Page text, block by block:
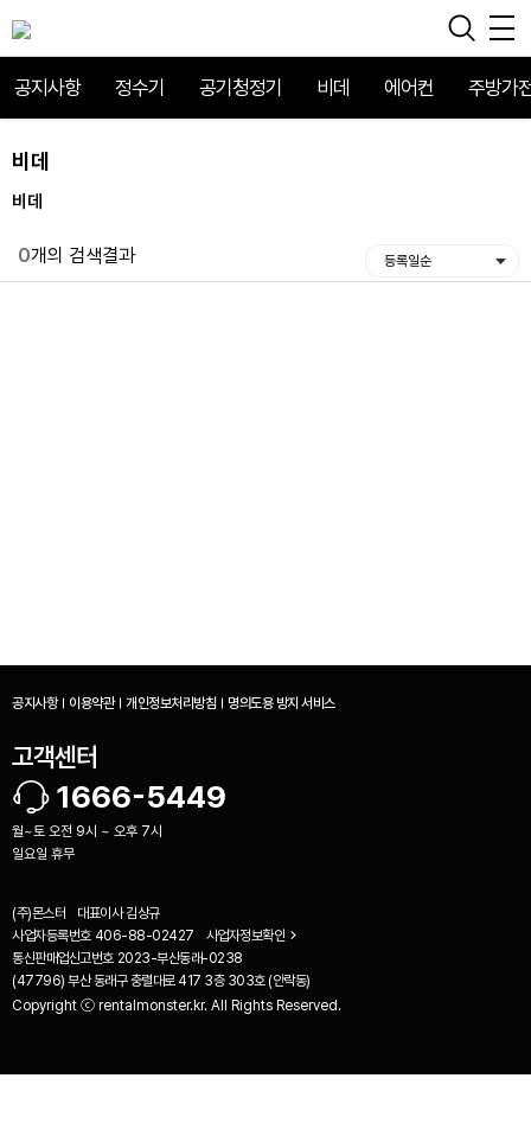
공지사항 정수기 공기청정기 비데 에어컨 주방가
비데
비데
0개의 검색결과 등록일순
공지사항 이용약관 개인정보처리방침 명의도용 방지 서비스
고객센터
1666-5449
월~토 오전 9시 ~ 오후 7시
일요일 휴무
(주)몬스터 대표이사 김상규
사업자등록번호 406-88-02427
사업자정보확인
통신판매업신고번호 2023-부산동래-0238
(47796) 부산 동래구 충렬대로 417 3층 303호 (안락동)
Copyright ⓒ rentalmonster.kr. All Rights Reserved.